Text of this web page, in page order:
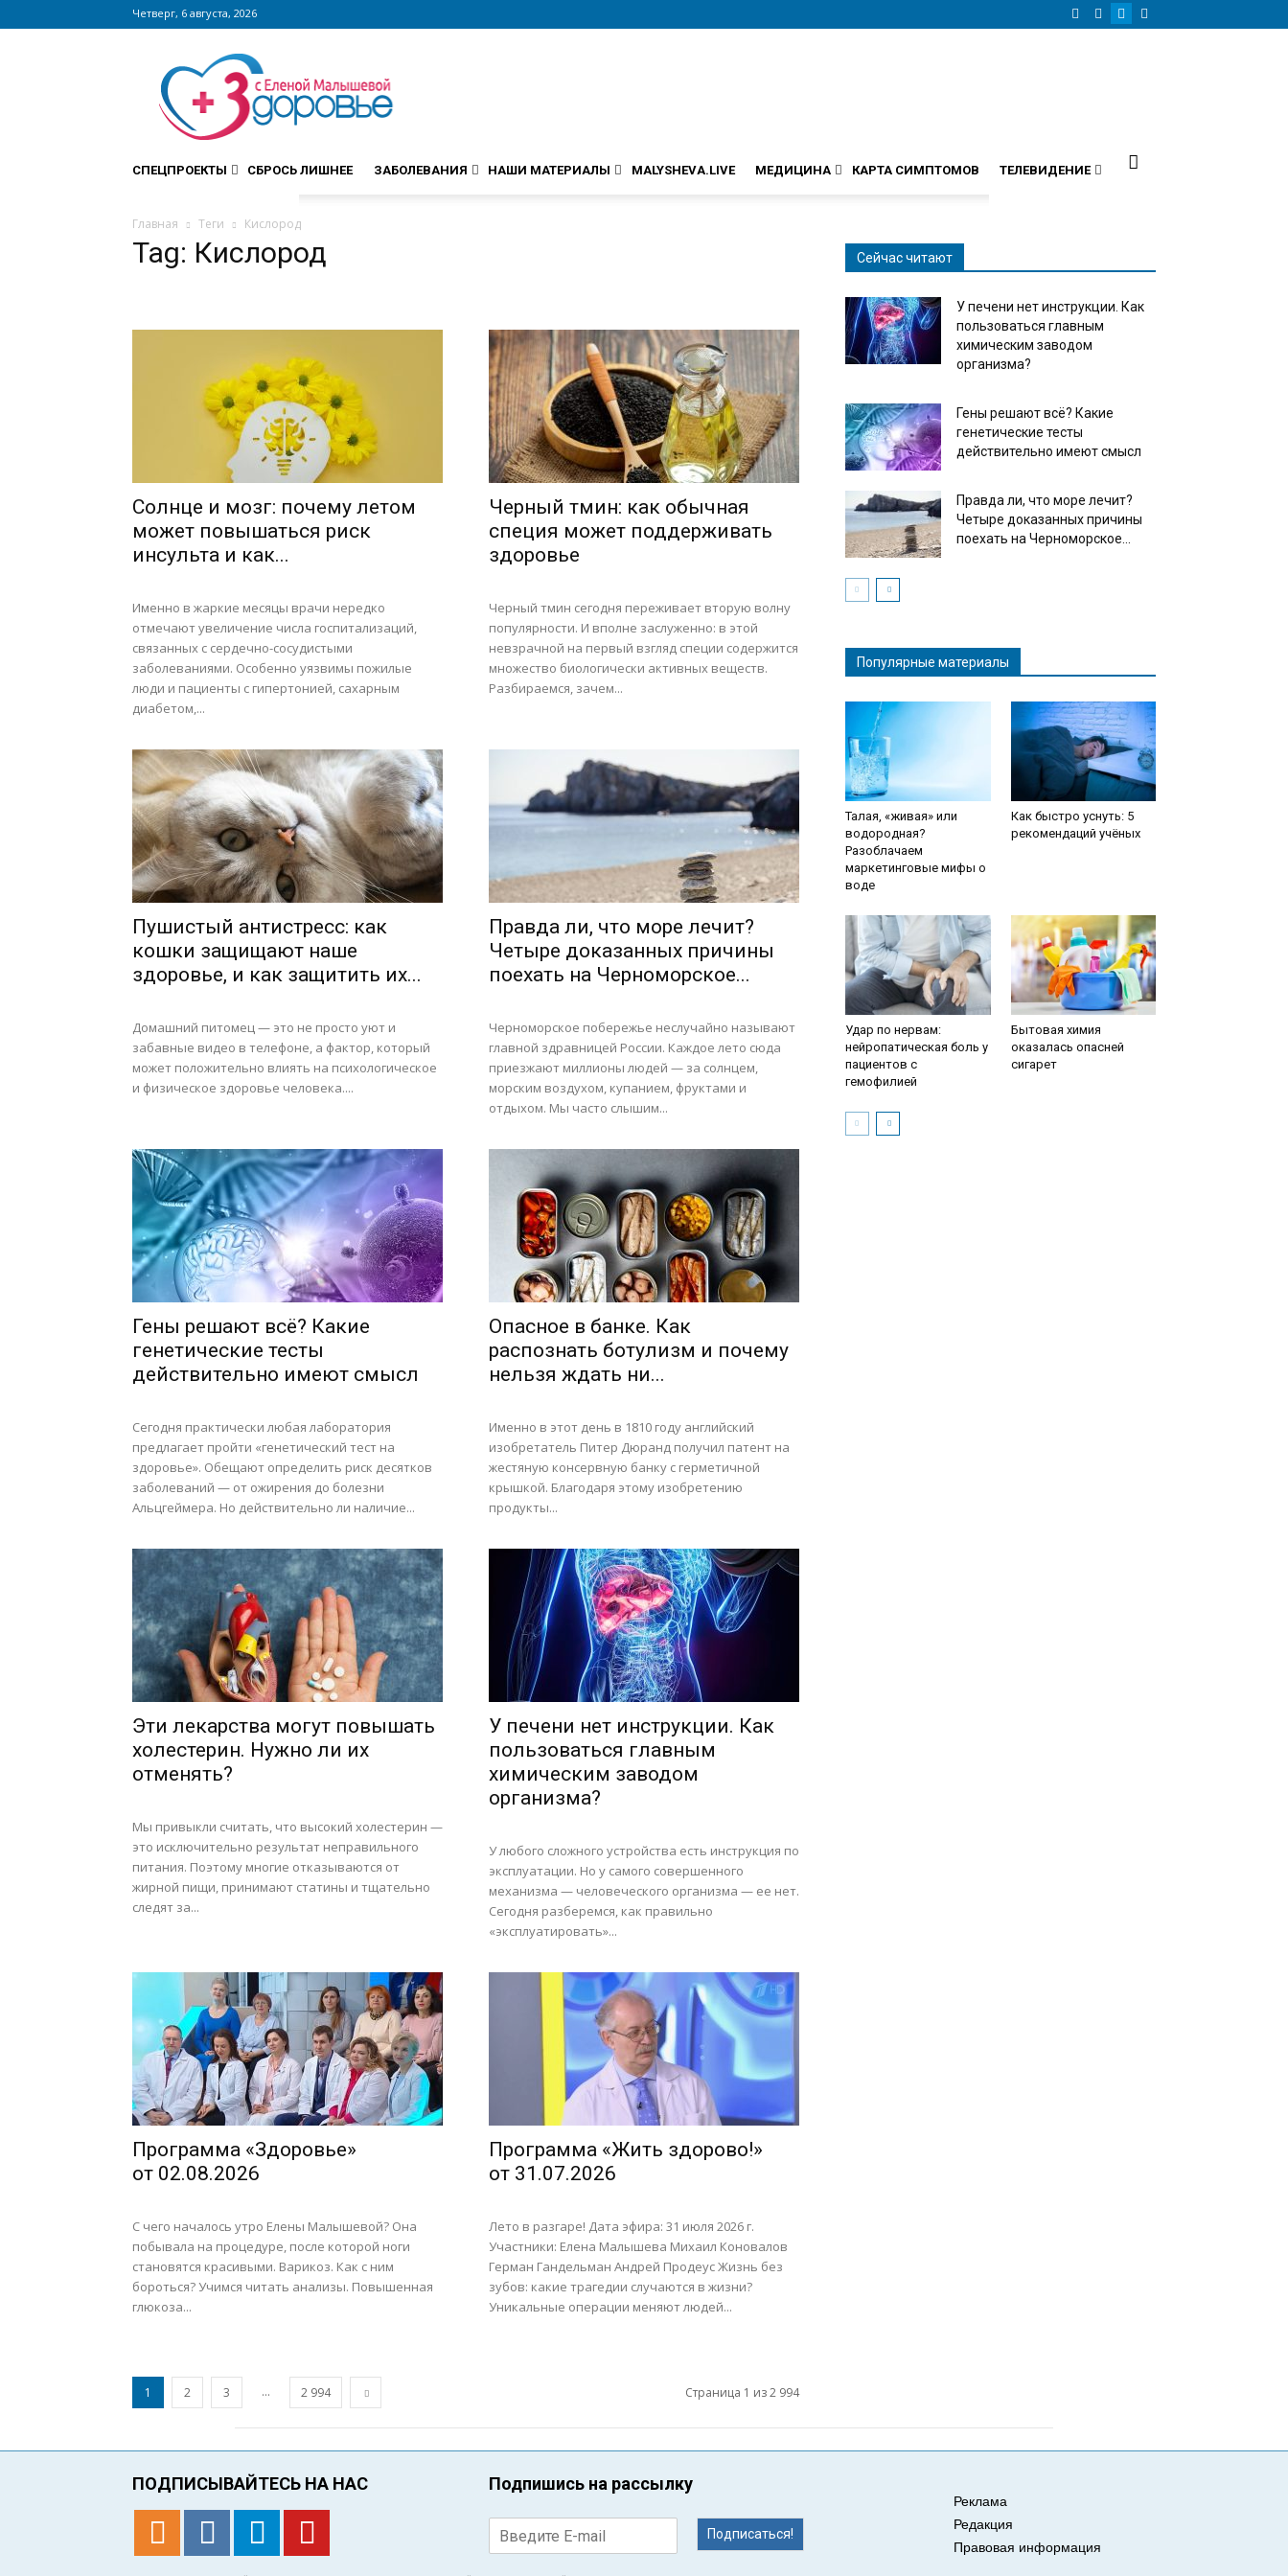
Четверг, 6 августа, 2026
Сайт
zdorovieinfo.ru
крупнейший
медицинский
интернет-
СПЕЦПРОЕКТЫ СБРОСЬ ЛИШНЕЕ ЗАБОЛЕВАНИЯ НАШИ МАТЕРИАЛЫ MALYSHEVA.LIVE МЕДИЦИНА КАРТА СИМПТОМОВ ТЕЛЕВИДЕНИЕ
Главная Теги Кислород
Tag: Кислород
Солнце и мозг: почему летом
может повышаться риск
инсульта и как...
Именно в жаркие месяцы врачи нередко
отмечают увеличение числа госпитализаций,
связанных с сердечно-сосудистыми
заболеваниями. Особенно уязвимы пожилые
люди и пациенты с гипертонией, сахарным
диабетом,...
Черный тмин: как обычная
специя может поддерживать
здоровье
Черный тмин сегодня переживает вторую волну
популярности. И вполне заслуженно: в этой
невзрачной на первый взгляд специи содержится
множество биологически активных веществ.
Разбираемся, зачем...
Пушистый антистресс: как
кошки защищают наше
здоровье, и как защитить их...
Домашний питомец — это не просто уют и
забавные видео в телефоне, а фактор, который
может положительно влиять на психологическое
и физическое здоровье человека....
Правда ли, что море лечит?
Четыре доказанных причины
поехать на Черноморское...
Черноморское побережье неслучайно называют
главной здравницей России. Каждое лето сюда
приезжают миллионы людей — за солнцем,
морским воздухом, купанием, фруктами и
отдыхом. Мы часто слышим...
Гены решают всё? Какие
генетические тесты
действительно имеют смысл
Сегодня практически любая лаборатория
предлагает пройти «генетический тест на
здоровье». Обещают определить риск десятков
заболеваний — от ожирения до болезни
Альцгеймера. Но действительно ли наличие...
Опасное в банке. Как
распознать ботулизм и почему
нельзя ждать ни...
Именно в этот день в 1810 году английский
изобретатель Питер Дюранд получил патент на
жестяную консервную банку с герметичной
крышкой. Благодаря этому изобретению
продукты...
Эти лекарства могут повышать
холестерин. Нужно ли их
отменять?
Мы привыкли считать, что высокий холестерин —
это исключительно результат неправильного
питания. Поэтому многие отказываются от
жирной пищи, принимают статины и тщательно
следят за...
У печени нет инструкции. Как
пользоваться главным
химическим заводом
организма?
У любого сложного устройства есть инструкция по
эксплуатации. Но у самого совершенного
механизма — человеческого организма — ее нет.
Сегодня разберемся, как правильно
«эксплуатировать»...
Программа «Здоровье»
от 02.08.2026
С чего началось утро Елены Малышевой? Она
побывала на процедуре, после которой ноги
становятся красивыми. Варикоз. Как с ним
бороться? Учимся читать анализы. Повышенная
глюкоза...
Программа «Жить здорово!»
от 31.07.2026
Лето в разгаре! Дата эфира: 31 июля 2026 г.
Участники: Елена Малышева Михаил Коновалов
Герман Гандельман Андрей Продеус Жизнь без
зубов: какие трагедии случаются в жизни?
Уникальные операции меняют людей...
1 2 3 ... 2 994 Страница 1 из 2 994
Сейчас читают
У печени нет инструкции. Как
пользоваться главным
химическим заводом
организма?
Гены решают всё? Какие
генетические тесты
действительно имеют смысл
Правда ли, что море лечит?
Четыре доказанных причины
поехать на Черноморское...
Популярные материалы
Талая, «живая» или
водородная?
Разоблачаем
маркетинговые мифы о
воде
Как быстро уснуть: 5
рекомендаций учёных
Удар по нервам:
нейропатическая боль у
пациентов с
гемофилией
Бытовая химия
оказалась опасней
сигарет
ПОДПИСЫВАЙТЕСЬ НА НАС Подпишись на рассылку
Подписаться!
Реклама
Редакция
Правовая информация